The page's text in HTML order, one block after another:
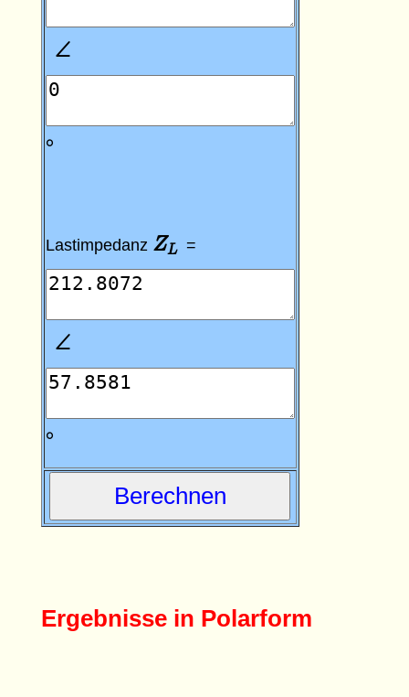
∠
∠
∘
∘
Lastimpedanz ZL
ZL =
∠
∠
∘
∘
Ergebnisse in Polarform